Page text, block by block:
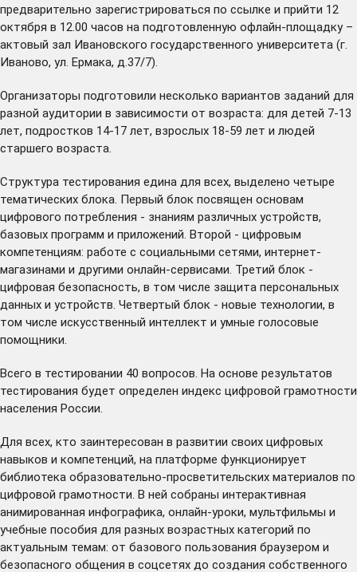
предварительно зарегистрироваться по ссылке и прийти 12
октября в 12.00 часов на подготовленную офлайн-площадку –
актовый зал Ивановского государственного университета (г.
Иваново, ул. Ермака, д.37/7).
Организаторы подготовили несколько вариантов заданий для
разной аудитории в зависимости от возраста: для детей 7-13
лет, подростков 14-17 лет, взрослых 18-59 лет и людей
старшего возраста.
Структура тестирования едина для всех, выделено четыре
тематических блока. Первый блок посвящен основам
цифрового потребления - знаниям различных устройств,
базовых программ и приложений. Второй - цифровым
компетенциям: работе с социальными сетями, интернет-
магазинами и другими онлайн-сервисами. Третий блок -
цифровая безопасность, в том числе защита персональных
данных и устройств. Четвертый блок - новые технологии, в
том числе искусственный интеллект и умные голосовые
помощники.
Всего в тестировании 40 вопросов. На основе результатов
тестирования будет определен индекс цифровой грамотности
населения России.
Для всех, кто заинтересован в развитии своих цифровых
навыков и компетенций, на платформе функционирует
библиотека образовательно-просветительских материалов по
цифровой грамотности. В ней собраны интерактивная
анимированная инфографика, онлайн-уроки, мультфильмы и
учебные пособия для разных возрастных категорий по
актуальным темам: от базового пользования браузером и
безопасного общения в соцсетях до создания собственного